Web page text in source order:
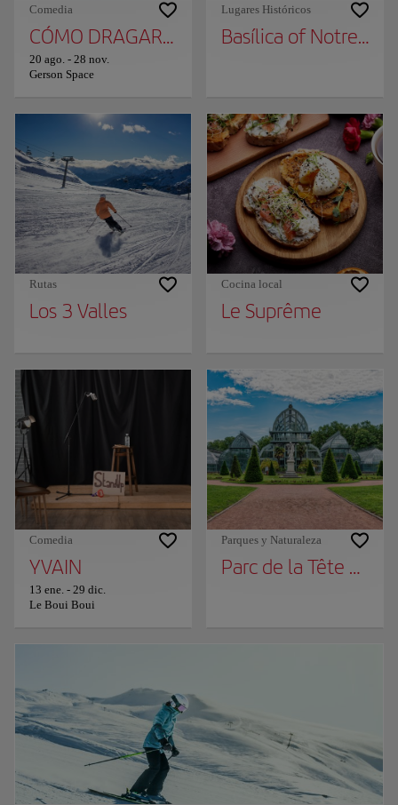
Comedia
CÓMO DRAGAR TRAS 50 AÑOS EN LIÓN
20 ago. - 28 nov.
Gerson Space
Lugares Históricos
Basílica of Notre
Rutas
Los 3 Valles
Cocina local
Le Suprême
Comedia
YVAIN
13 ene. - 29 dic.
Le Boui Boui
Parques y Naturaleza
Parc de la Tête d'Or